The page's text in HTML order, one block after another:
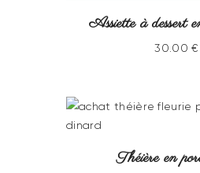
Assiette à dessert
30.00 €
Théière en